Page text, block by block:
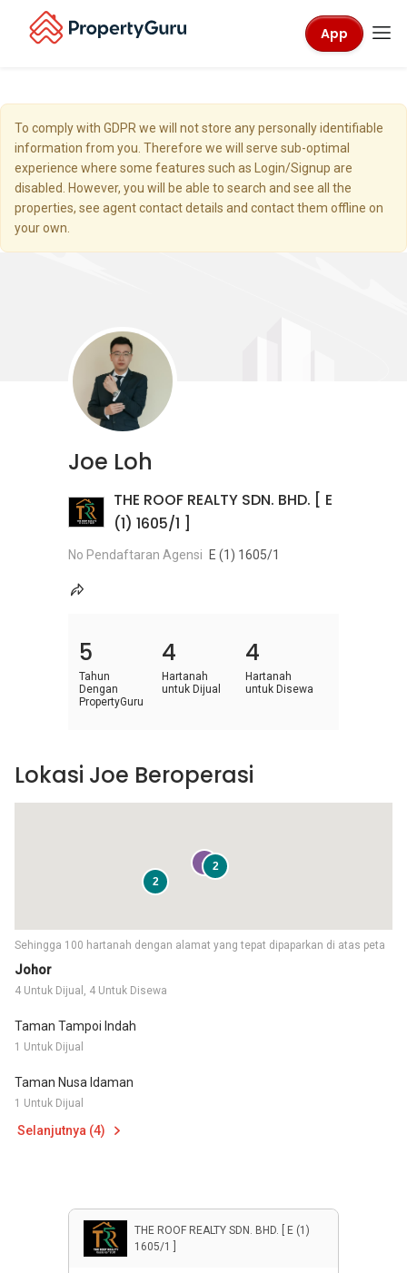
App
To comply with GDPR we will not store any personally identifiable
information from you. Therefore we will serve sub-optimal
experience where some features such as Login/Signup are
disabled. However, you will be able to search and see all the
properties, see agent contact details and contact them offline on
your own.
Joe Loh
THE ROOF REALTY SDN. BHD. [ E
(1) 1605/1 ]
No Pendaftaran Agensi E (1) 1605/1
5
Tahun
Dengan
PropertyGuru
4
Hartanah
untuk Dijual
4
Hartanah
untuk Disewa
Johor
4 Untuk Dijual, 4 Untuk Disewa
Taman Tampoi Indah
1 Untuk Dijual
Taman Nusa Idaman
1 Untuk Dijual
Selanjutnya (4)
Sehingga 100 hartanah dengan alamat yang tepat dipaparkan di atas peta
4
2
2
Lokasi Joe Beroperasi
THE ROOF REALTY SDN. BHD. [ E (1)
1605/1 ]